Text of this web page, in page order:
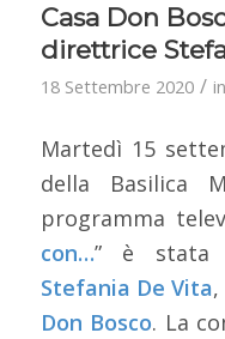
Casa Don
direttrice
18 Settembre 2020 / in
Martedì 15
della Basilica
programma
con…” è stata
Stefania De Vita
Don Bosco. La